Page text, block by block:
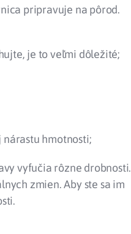
pripravuje na pôrod.
je to veľmi dôležité;
hmotnosti;
vyfučia rôzne drobnosti.
zmien. Aby ste sa im